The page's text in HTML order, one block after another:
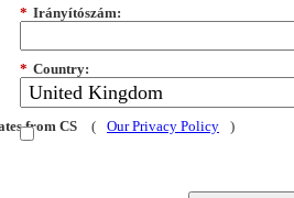
* Irányítószám:
* Country:
from CS ( Our Privacy Policy )